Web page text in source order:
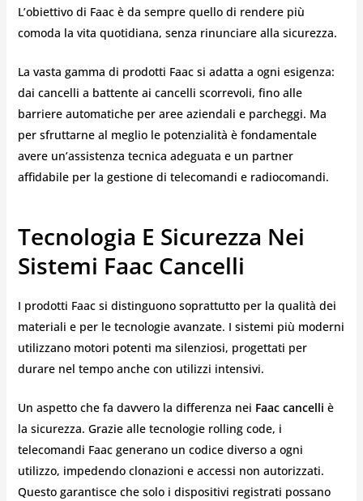
L’obiettivo di Faac è da sempre quello di rendere più
comoda la vita quotidiana, senza rinunciare alla sicurezza.
La vasta gamma di prodotti Faac si adatta a ogni esigenza:
dai cancelli a battente ai cancelli scorrevoli, fino alle
barriere automatiche per aree aziendali e parcheggi. Ma
per sfruttarne al meglio le potenzialità è fondamentale
avere un’assistenza tecnica adeguata e un partner
affidabile per la gestione di telecomandi e radiocomandi.
Tecnologia E Sicurezza Nei
Sistemi Faac Cancelli
I prodotti Faac si distinguono soprattutto per la qualità dei
materiali e per le tecnologie avanzate. I sistemi più moderni
utilizzano motori potenti ma silenziosi, progettati per
durare nel tempo anche con utilizzi intensivi.
Un aspetto che fa davvero la differenza nei Faac cancelli è
la sicurezza. Grazie alle tecnologie rolling code, i
telecomandi Faac generano un codice diverso a ogni
utilizzo, impedendo clonazioni e accessi non autorizzati.
Questo garantisce che solo i dispositivi registrati possano